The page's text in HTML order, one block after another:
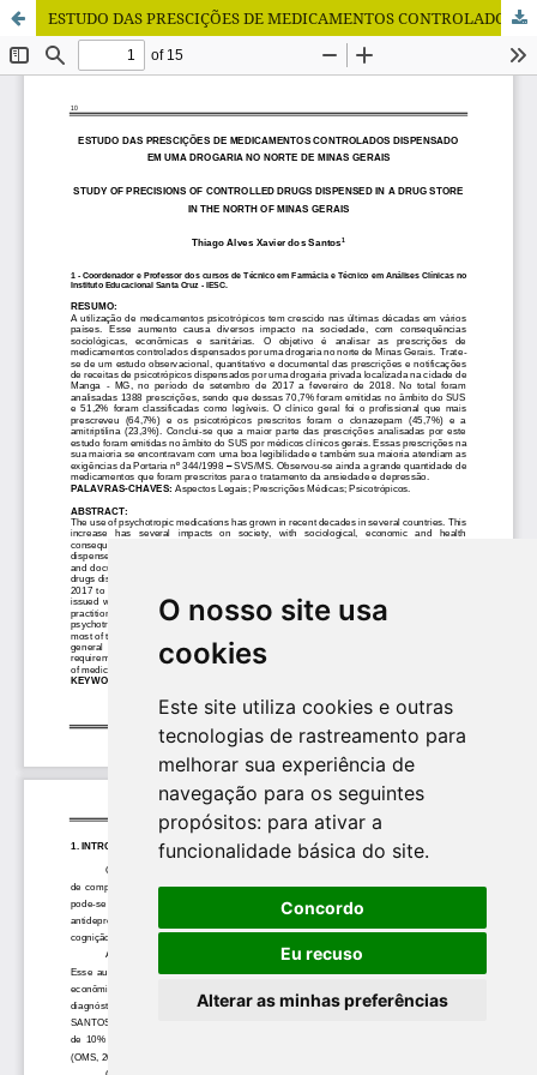
O nosso site usa
cookies
Este site utiliza cookies e outras
tecnologias de rastreamento para
melhorar sua experiência de
navegação para os seguintes
propósitos: para ativar a
funcionalidade básica do site.
Concordo
Eu recuso
Alterar as minhas preferências
ESTUDO DAS PRESCIÇÕES DE MEDICAMENTOS CONTROLADOS DISPENSADO EM UMA DROGARIA NO NORTE DE MINAS GERAIS